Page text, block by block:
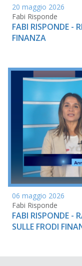
20 maggio 2026
Fabi Risponde
FABI RISPONDE -
FINANZA
06 maggio 2026
Fabi Risponde
FABI RISPONDE -
SULLE FRODI